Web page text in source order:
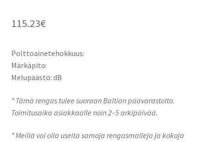
115.23€
Polttoainetehokkuus:
Märkäpito:
Melupäästö: dB
* Tämä rengas tulee suoraan Baltian päävarastolta.
Toimitusaika asiakkaalle noin 2–5 arkipäivää.
* Meillä voi olla useita samoja rengasmalleja ja kokoja